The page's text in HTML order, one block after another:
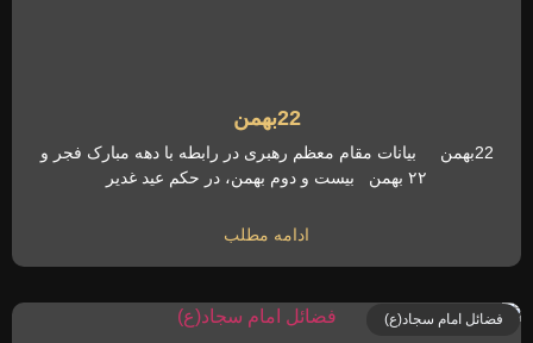
22بهمن
22بهمن بیانات مقام معظم رهبری در رابطه با دهه مبارک فجر و
۲۲ بهمن بیست و دوم بهمن، در حکم عید غدیر
ادامه مطلب
فضائل امام سجاد(ع)